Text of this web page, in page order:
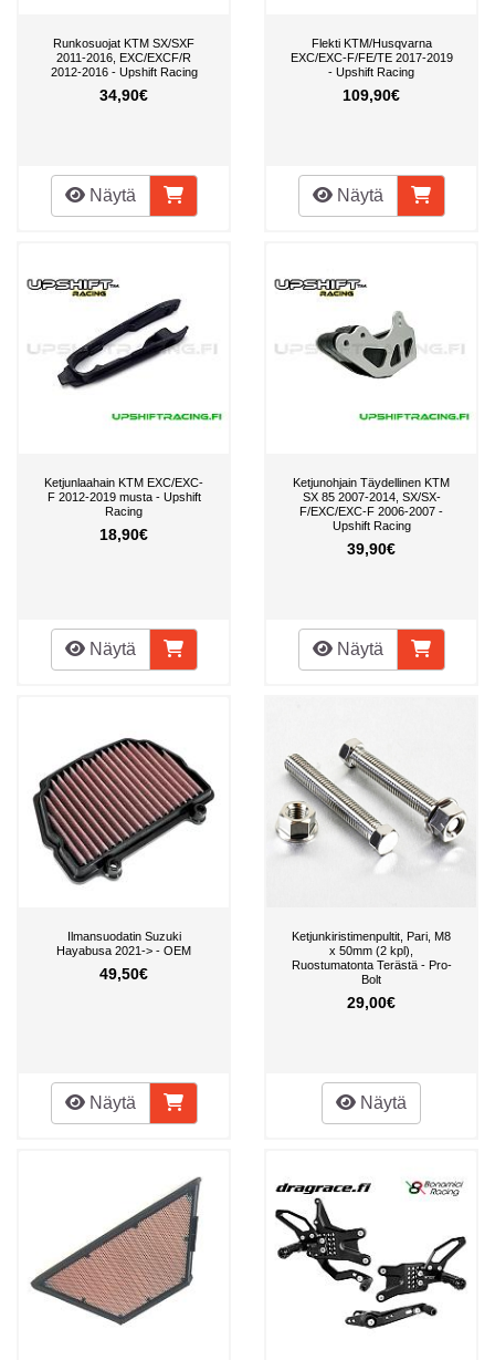
Runkosuojat KTM SX/SXF
2011-2016, EXC/EXCF/R
2012-2016 - Upshift Racing
34,90€
Näytä
Flekti KTM/Husqvarna
EXC/EXC-F/FE/TE 2017-2019
- Upshift Racing
109,90€
Näytä
Ketjunlaahain KTM EXC/EXC-
F 2012-2019 musta - Upshift
Racing
18,90€
Näytä
Ketjunohjain Täydellinen KTM
SX 85 2007-2014, SX/SX-
F/EXC/EXC-F 2006-2007 -
Upshift Racing
39,90€
Näytä
Ilmansuodatin Suzuki
Hayabusa 2021-> - OEM
49,50€
Näytä
Ketjunkiristimenpultit, Pari, M8
x 50mm (2 kpl),
Ruostumatonta Terästä - Pro-
Bolt
29,00€
Näytä